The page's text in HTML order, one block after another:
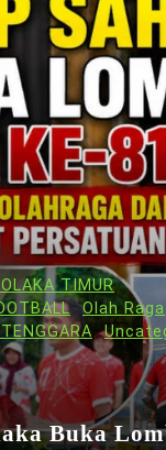
TIMUR
Olah Raga
Buka